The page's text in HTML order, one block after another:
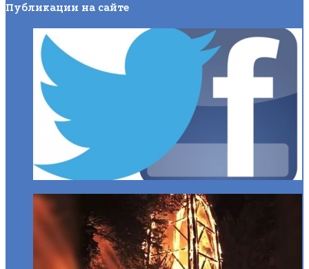
Публикации на сайте